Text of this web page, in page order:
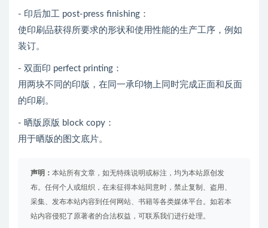
- 印后加工 post-press finishing：
使印刷品获得所要求的形状和使用性能的生产工序，例如
装订。
- 双面印 perfect printing：
用两块不同的印版，在同一承印物上同时完成正面和反面
的印刷。
- 晒版原版 block copy：
用于晒版的图文底片。
声明： 本站所有文章，如无特殊说明或标注，均为本站原创发
布。任何个人或组织，在未征得本站同意时，禁止复制、盗用、
采集、发布本站内容到任何网站、书籍等各类媒体平台。如若本
站内容侵犯了原著者的合法权益，可联系我们进行处理。